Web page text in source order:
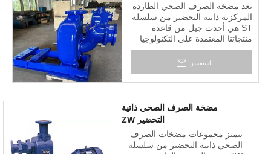
تعد مضخة الصرف الصحي الطاردة
المركزية ذاتية التحضير من سلسلة
ST هي أحدث جيل من قاعدة
منتجاتنا المعتمدة على التكنولوجيا
والحرف اليدوية الأمريكية. إنه
مصمم للتشغيل الاقتصادي والخالي
السوائل الصلبة والملاط.
استفسر
مضخة الصرف الصحي ذاتية
التحضير ZW
تتميز مجموعات مضخات الصرف
الصحي ذاتية التحضير من سلسلة